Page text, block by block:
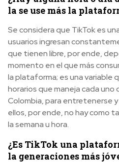
la se use más la
Se considera que TikTok es
usuarios ingresan
que tienen libre, por ende,
momento en el que más
la plataforma; es una variable
horarios que maneja cada uno
Colombia, para entretenerse
ellos, por ende, no hay como
la semana u hora.
¿Es TikTok una
la generaciones más